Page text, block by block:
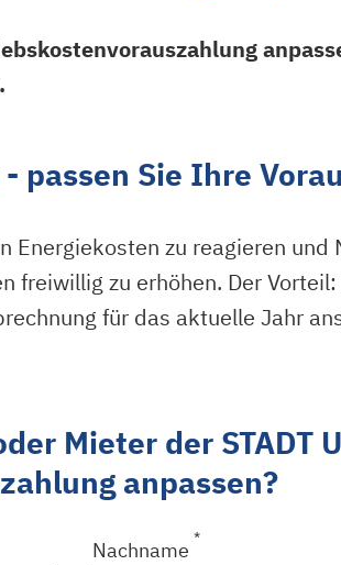
passen Sie Ihre
Energiekosten zu reagieren
freiwillig zu erhöhen. Der
für das aktuelle Jahr
Mieter der STADT
anpassen?
Nachname *